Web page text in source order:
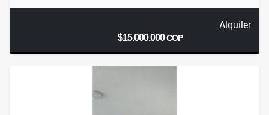
Alquiler
$15.000.000COP